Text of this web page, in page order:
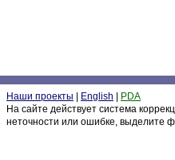
Наши проекты English
PDA
На сайте действует система
неточности или ошибке, выделите